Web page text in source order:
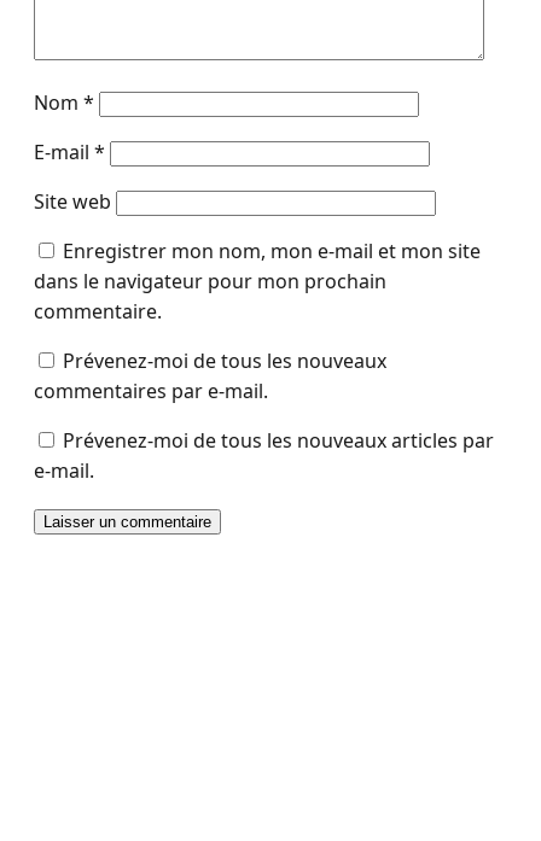
Nom *
E-mail *
Site web
Enregistrer mon nom, mon e-mail et mon site
dans le navigateur pour mon prochain
commentaire.
Prévenez-moi de tous les nouveaux
commentaires par e-mail.
Prévenez-moi de tous les nouveaux articles par
e-mail.